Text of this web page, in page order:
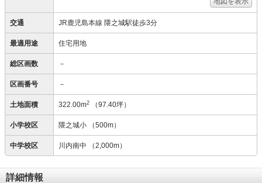
交通 JR鹿児島本線 隈之城駅徒歩3分
最適用途 住宅用地
総区画数 －
区画番号 －
土地面積 322.00m2 （97.40坪）
小学校区 隈之城小 （500m）
中学校区 川内南中 （2,000m）
詳細情報